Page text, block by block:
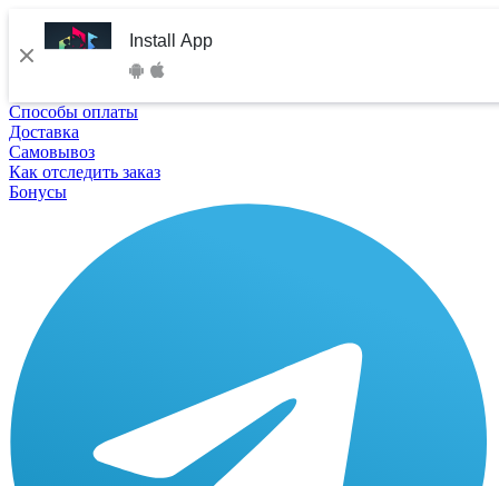
Install App
Способы оплаты
Доставка
Самовывоз
Как отследить заказ
Бонусы